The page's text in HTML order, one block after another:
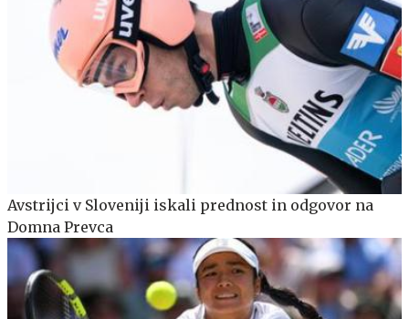
Avstrijci v Sloveniji iskali prednost in odgovor na
Domna Prevca